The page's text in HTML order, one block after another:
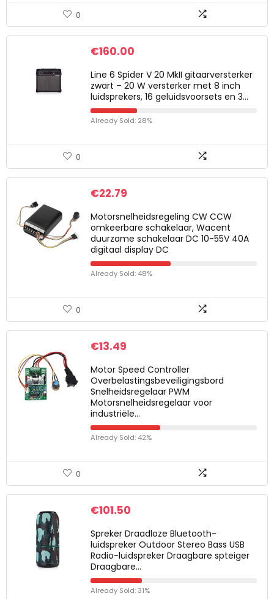
0
€160.00
Line 6 Spider V 20 MkII gitaarversterker
zwart – 20 W versterker met 8 inch
luidsprekers, 16 geluidsvoorsets en 3…
Already Sold: 28%
0
€22.79
Motorsnelheidsregeling CW CCW
omkeerbare schakelaar, Wacent
duurzame schakelaar DC 10-55V 40A
digitaal display DC
Already Sold: 48%
0
€13.49
Motor Speed ​​Controller
Overbelastingsbeveiligingsbord
Snelheidsregelaar PWM
Motorsnelheidsregelaar voor
industriële…
Already Sold: 42%
0
€101.50
Spreker Draadloze Bluetooth-
luidspreker Outdoor Stereo Bass USB
Radio-luidspreker Draagbare spteiger
Draagbare…
Already Sold: 31%